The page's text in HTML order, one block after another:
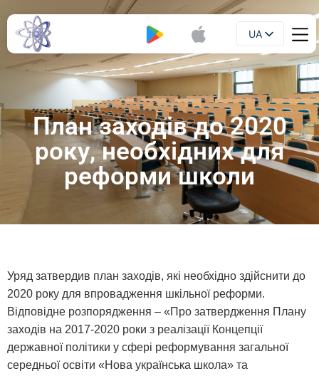
UA
EN
План заходів до 2020
року, необхідних для
реформи школи
Уряд затвердив план заходів, які необхідно здійснити до
2020 року для впровадження шкільної реформи.
Відповідне розпорядження – «Про затвердження Плану
заходів на 2017-2020 роки з реалізації Концепції
державної політики у сфері реформування загальної
середньої освіти «Нова українська школа» та